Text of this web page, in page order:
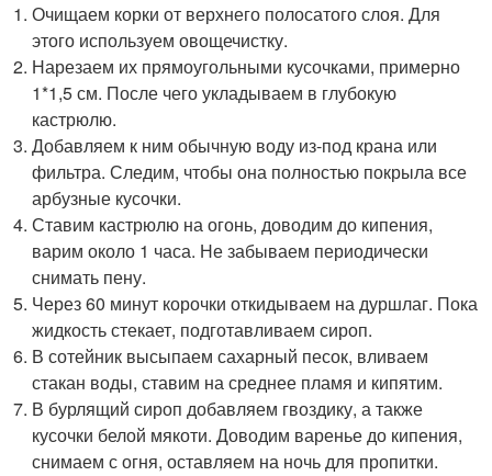
Очищаем корки от верхнего полосатого слоя. Для
этого используем овощечистку.
Нарезаем их прямоугольными кусочками, примерно
1*1,5 см. После чего укладываем в глубокую
кастрюлю.
Добавляем к ним обычную воду из-под крана или
фильтра. Следим, чтобы она полностью покрыла все
арбузные кусочки.
Ставим кастрюлю на огонь, доводим до кипения,
варим около 1 часа. Не забываем периодически
снимать пену.
Через 60 минут корочки откидываем на дуршлаг. Пока
жидкость стекает, подготавливаем сироп.
В сотейник высыпаем сахарный песок, вливаем
стакан воды, ставим на среднее пламя и кипятим.
В бурлящий сироп добавляем гвоздику, а также
кусочки белой мякоти. Доводим варенье до кипения,
снимаем с огня, оставляем на ночь для пропитки.